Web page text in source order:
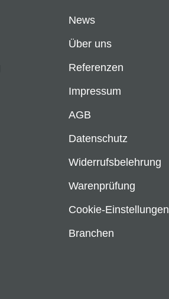
News
Über uns
Referenzen
Impressum
AGB
Datenschutz
Widerrufsbelehrung
Warenprüfung
Cookie-Einstellungen
Branchen